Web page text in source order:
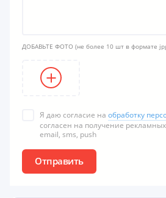
ДОБАВЬТЕ ФОТО (не более 10 шт в формате
Я даю согласие на обработку
согласен на получение
email, sms, push
Отправить